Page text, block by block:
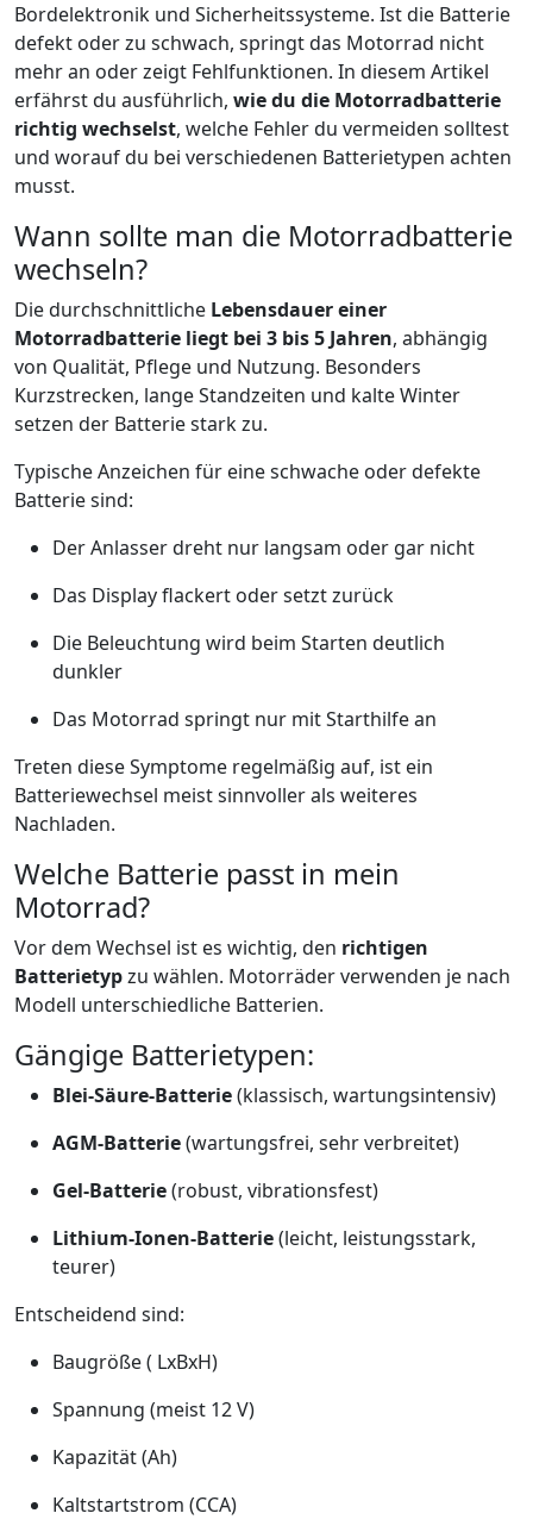
Bordelektronik und Sicherheitssysteme. Ist die Batterie
defekt oder zu schwach, springt das Motorrad nicht
mehr an oder zeigt Fehlfunktionen. In diesem Artikel
erfährst du ausführlich, wie du die Motorradbatterie
richtig wechselst, welche Fehler du vermeiden solltest
und worauf du bei verschiedenen Batterietypen achten
musst.
Wann sollte man die Motorradbatterie
wechseln?
Die durchschnittliche Lebensdauer einer
Motorradbatterie liegt bei 3 bis 5 Jahren, abhängig
von Qualität, Pflege und Nutzung. Besonders
Kurzstrecken, lange Standzeiten und kalte Winter
setzen der Batterie stark zu.
Typische Anzeichen für eine schwache oder defekte
Batterie sind:
Der Anlasser dreht nur langsam oder gar nicht
Das Display flackert oder setzt zurück
Die Beleuchtung wird beim Starten deutlich
dunkler
Das Motorrad springt nur mit Starthilfe an
Treten diese Symptome regelmäßig auf, ist ein
Batteriewechsel meist sinnvoller als weiteres
Nachladen.
Welche Batterie passt in mein
Motorrad?
Vor dem Wechsel ist es wichtig, den richtigen
Batterietypzu wählen. Motorräder verwenden je nach
Modell unterschiedliche Batterien.
Gängige Batterietypen:
Blei-Säure-Batterie(klassisch, wartungsintensiv)
AGM-Batterie(wartungsfrei, sehr verbreitet)
Gel-Batterie(robust, vibrationsfest)
Lithium-Ionen-Batterie(leicht, leistungsstark,
teurer)
Entscheidend sind:
Baugröße ( LxBxH)
Spannung (meist 12 V)
Kapazität (Ah)
Kaltstartstrom (CCA)